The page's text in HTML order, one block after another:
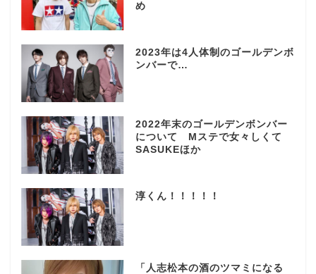
め
2023年は4人体制のゴールデンボ
ンバーで…
2022年末のゴールデンボンバー
について Mステで女々しくて
SASUKEほか
淳くん！！！！！
「人志松本の酒のツマミになる